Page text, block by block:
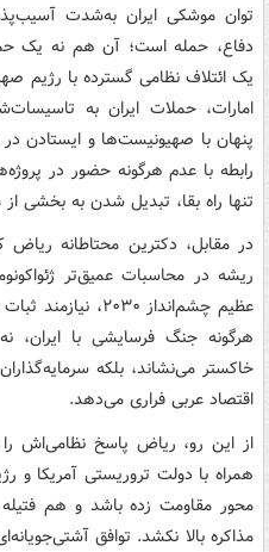
توان موشکی ایران به‌شدت
دفاع، حمله است؛ آن هم نه یک
یک ائتلاف نظامی گسترده با رژیم
امارات، حملات ایران به
پنهان با صهیونیست‌ها و ایستادن
رابطه با عدم هرگونه حضور در
تنها راه بقا، تبدیل شدن به بخشی
در مقابل، دکترین محتاطانه ریاض
ریشه در محاسبات عمیق‌تر
عظیم چشم‌انداز
هرگونه جنگ فرسایشی با ایران،
خاکستر می‌نشاند، بلکه
اقتصاد عربی فراری می‌دهد.
از این رو، ریاض پاسخ نظامی‌اش را
همراه با دولت تروریستی آمریکا و
محور مقاومت زده باشد و هم
مذاکره بالا نکشد. توافق